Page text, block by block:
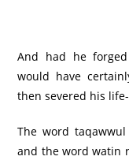
And had he
would have
then severed his
The word taqawwul
and the word watin